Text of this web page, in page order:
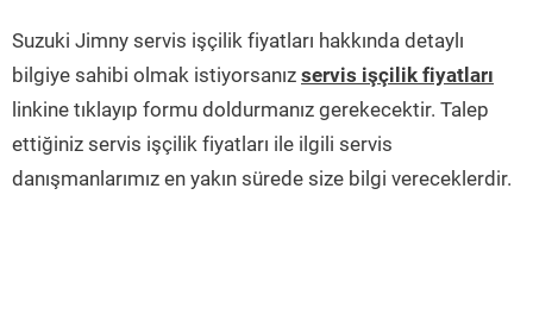
Suzuki Jimny servis işçilik fiyatları hakkında detaylı
bilgiye sahibi olmak istiyorsanız servis işçilik fiyatları
linkine tıklayıp formu doldurmanız gerekecektir. Talep
ettiğiniz servis işçilik fiyatları ile ilgili servis
danışmanlarımız en yakın sürede size bilgi vereceklerdir.